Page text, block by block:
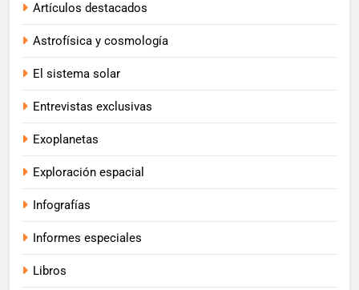
Artículos destacados
Astrofísica y cosmología
El sistema solar
Entrevistas exclusivas
Exoplanetas
Exploración espacial
Infografías
Informes especiales
Libros